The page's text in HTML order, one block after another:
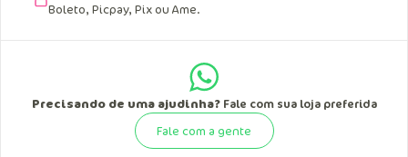
Boleto, Picpay, Pix ou Ame.
Precisando de uma ajudinha?Fale com sua loja preferida
Fale com a gente